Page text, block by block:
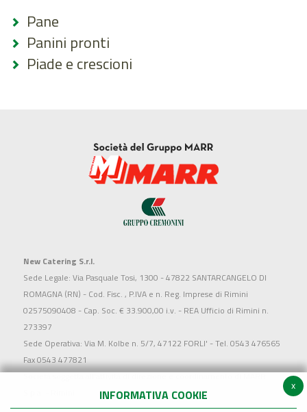
Pane
Panini pronti
Piade e crescioni
New Catering S.r.l.
Sede Legale: Via Pasquale Tosi, 1300 - 47822 SANTARCANGELO DI
ROMAGNA (RN) - Cod. Fisc. , P.IVA e n. Reg. Imprese di Rimini
02575090408 - Cap. Soc. € 33.900,00 i.v. - REA Ufficio di Rimini n.
273397
Sede Operativa: Via M. Kolbe n. 5/7, 47122 FORLI' - Tel. 0543 476565
Fax 0543 477821
Società soggetta all'attività di direzione e coordinamento di MARR
x
INFORMATIVA COOKIE